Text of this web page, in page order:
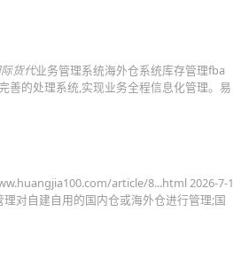
货代业务管理系统海外仓系统库存管理fba
善的处理系统,实现业务全程信息化管理。易
article/8...html 2026-7-1
对自建自用的国内仓或海外仓进行管理;国